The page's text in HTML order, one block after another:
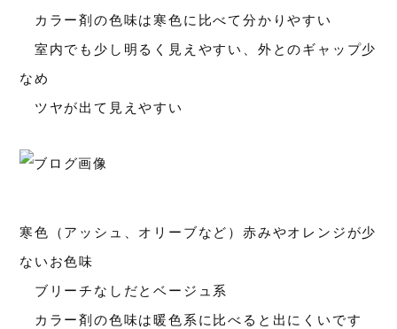
カラー剤の色味は寒色に比べて分かりやすい
室内でも少し明るく見えやすい、外とのギャップ少
なめ
ツヤが出て見えやすい
寒色（アッシュ、オリーブなど）赤みやオレンジが少
ないお色味
ブリーチなしだとベージュ系
カラー剤の色味は暖色系に比べると出にくいです